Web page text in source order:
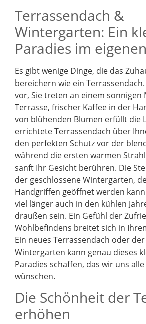
Terrassendach &
Wintergarten: Ein
Paradies im
Es gibt wenige Dinge, die das
bereichern wie ein
vor, Sie treten an einem sonnigen
Terrasse, frischer Kaffee in der
von blühenden Blumen erfüllt die
errichtete Terrassendach über
den perfekten Schutz vor der
während die ersten warmen
sanft Ihr Gesicht berühren. Die
der geschlossene Wintergarten,
Handgriffen geöffnet werden
viel länger auch in den kühlen
draußen sein. Ein Gefühl der
Wohlbefindens breitet sich in
Ein neues Terrassendach oder
Wintergarten kann genau dieses
Paradies schaffen, das wir uns
wünschen.
Die Schönheit der
erhöhen